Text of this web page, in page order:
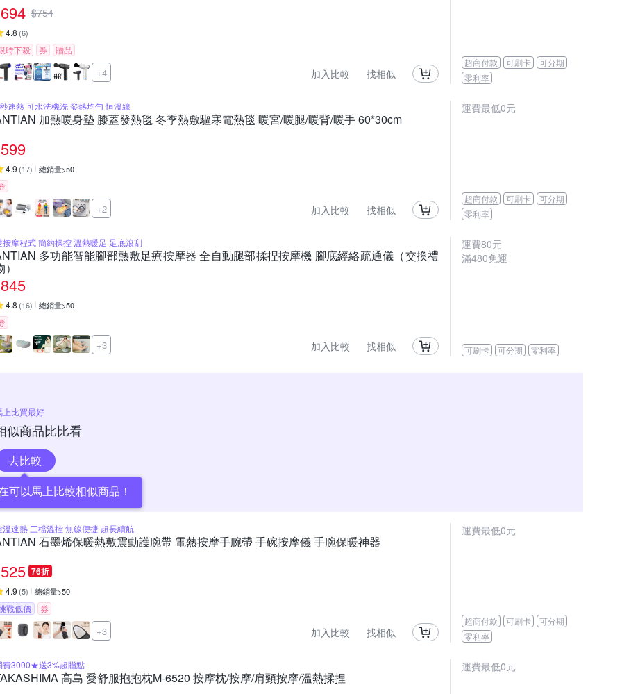
694 $754
4.8 (6)
時下殺 券 贈品
+4 加入比較 找相似
超商付款 可刷卡
可分期
零利率
速熱 可水洗機洗 發熱均勻 恒溫線
加熱暖身墊 膝蓋發熱毯 冬季熱敷驅寒電熱毯 暖宮/暖腿/暖背/暖手 60*30cm
599
4.9 (17) 總銷量>50
+2 加入比較 找相似
運費最低0元
超商付款 可刷卡
可分期
零利率
按摩程式 簡約操控 溫熱暖足 足底滾刮
多功能智能腳部熱敷足療按摩器 全自動腿部揉捏按摩機 腳底經絡疏通儀（交換禮
845
4.8 (16) 總銷量>50
+3 加入比較 找相似
運費80元
滿480免運
可刷卡 可分期 零利率
上比買最好
似商品比比看
去比較
可以馬上比較相似商品！
溫速熱 三檔溫控 無線便捷 超長續航
石墨烯保暖熱敷震動護腕帶 電熱按摩手腕帶 手碗按摩儀 手腕保暖神器
525 76折
4.9 (5) 總銷量>50
戰低價 券
+3 加入比較 找相似
運費最低0元
超商付款 可刷卡
可分期
零利率
費3000★送3%超贈點
高島 愛舒服抱抱枕M-6520 按摩枕/按摩/肩頸按摩/溫熱揉捏
運費最低0元